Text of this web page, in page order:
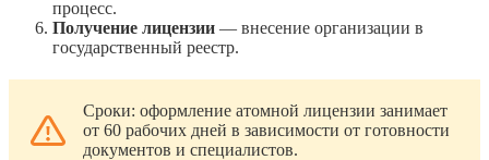
процесс.
Получение лицензии — внесение организации в
государственный реестр.
Сроки: оформление атомной лицензии занимает
от 60 рабочих дней в зависимости от готовности
документов и специалистов.